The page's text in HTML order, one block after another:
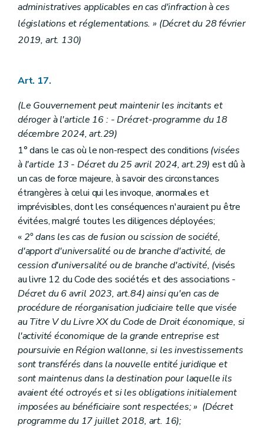
administratives applicables en cas d'infraction à ces
législations et réglementations. » (Décret du 28 février
2019, art. 130)
Art. 17.
(Le Gouvernement peut maintenir les incitants et
déroger à l'article 16 : - Drécret-programme du 18
décembre 2024, art.29)
1° dans le cas où le non-respect des conditions (visées
à l'article 13 - Décret du 25 avril 2024, art.29) est dû à
un cas de force majeure, à savoir des circonstances
étrangères à celui qui les invoque, anormales et
imprévisibles, dont les conséquences n'auraient pu être
évitées, malgré toutes les diligences déployées;
« 2° dans les cas de fusion ou scission de société,
d'apport d'universalité ou de branche d'activité, de
cession d'universalité ou de branche d'activité, (visés
au livre 12 du Code des sociétés et des associations -
Décret du 6 avril 2023, art.84) ainsi qu'en cas de
procédure de réorganisation judiciaire telle que visée
au Titre V du Livre XX du Code de Droit économique, si
l'activité économique de la grande entreprise est
poursuivie en Région wallonne, si les investissements
sont transférés dans la nouvelle entité juridique et
sont maintenus dans la destination pour laquelle ils
avaient été octroyés et si les obligations initialement
imposées au bénéficiaire sont respectées; » (Décret
programme du 17 juillet 2018, art. 16);